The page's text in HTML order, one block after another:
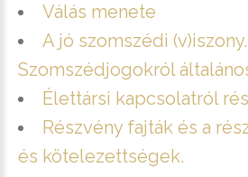
Válás menete
A jó szomszédi (v)iszony.
Szomszédjogokról
Élettársi kapcsolatról
Részvény fajták és a
és kötelezettségek.